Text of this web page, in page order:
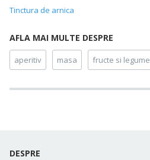
Tinctura de arnica
AFLA MAI MULTE DESPRE
aperitiv masa fructe si legume
DESPRE